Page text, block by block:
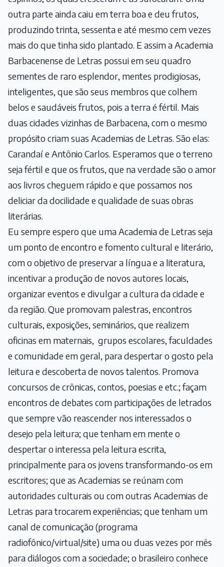
outra parte ainda caiu em terra boa e deu frutos,
produzindo trinta, sessenta e até mesmo cem vezes
mais do que tinha sido plantado. E assim a Academia
Barbacenense de Letras possui em seu quadro
sementes de raro esplendor, mentes prodigiosas,
inteligentes, que são seus membros que colhem
belos e saudáveis frutos, pois a terra é fértil. Mais
duas cidades vizinhas de Barbacena, com o mesmo
propósito criam suas Academias de Letras. São elas:
Carandaí e Antônio Carlos. Esperamos que o terreno
seja fértil e que os frutos, que na verdade são o amor
aos livros cheguem rápido e que possamos nos
deliciar da docilidade e qualidade de suas obras
literárias.
Eu sempre espero que uma Academia de Letras seja
um ponto de encontro e fomento cultural e literário,
com o objetivo de preservar a língua e a literatura,
incentivar a produção de novos autores locais,
organizar eventos e divulgar a cultura da cidade e
da região. Que promovam palestras, encontros
culturais, exposições, seminários, que realizem
oficinas em maternais, grupos escolares, faculdades
e comunidade em geral, para despertar o gosto pela
leitura e descoberta de novos talentos. Promova
concursos de crônicas, contos, poesias e etc.; façam
encontros de debates com participações de letrados
que sempre vão reascender nos interessados o
desejo pela leitura; que tenham em mente o
despertar o interessa pela leitura escrita,
principalmente para os jovens transformando-os em
escritores; que as Academias se reúnam com
autoridades culturais ou com outras Academias de
Letras para trocarem experiências; que tenham um
canal de comunicação (programa
radiofônico/virtual/site) uma ou duas vezes por mês
para diálogos com a sociedade; o brasileiro conhece